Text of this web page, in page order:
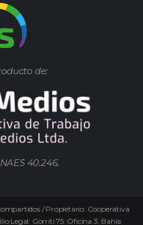
de:
40.246.
/ Propietario: Cooperativa
Legal: Gorriti 75. Oficina 3. Bahía